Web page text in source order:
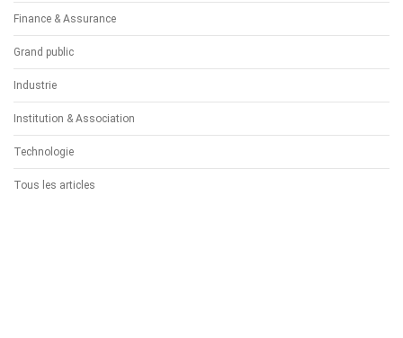
Finance & Assurance
Grand public
Industrie
Institution & Association
Technologie
Tous les articles